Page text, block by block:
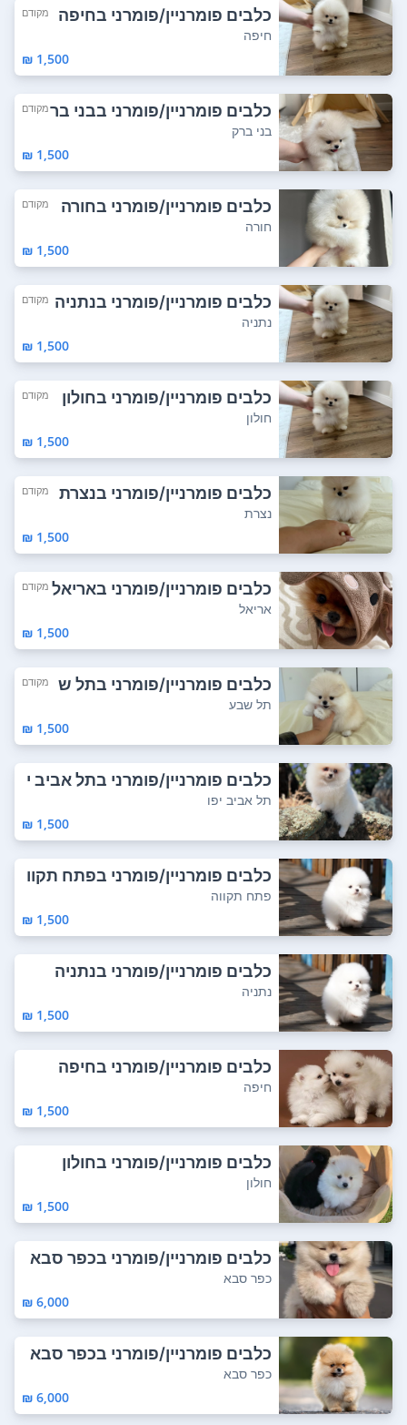
כלבים פומרניין/פומרני בחיפה מקודם
חיפה
1,500 ₪
כלבים פומרניין/פומרני בבני בר
ק
מקודם
בני ברק
1,500 ₪
כלבים פומרניין/פומרני בחורה מקודם
חורה
1,500 ₪
כלבים פומרניין/פומרני בנתניה מקודם
נתניה
1,500 ₪
כלבים פומרניין/פומרני בחולון מקודם
חולון
1,500 ₪
כלבים פומרניין/פומרני בנצרת מקודם
נצרת
1,500 ₪
כלבים פומרניין/פומרני באריאל מקודם
אריאל
1,500 ₪
כלבים פומרניין/פומרני בתל ש
בע
מקודם
תל שבע
1,500 ₪
כלבים פומרניין/פומרני בתל אביב י
פו
תל אביב יפו
1,500 ₪
כלבים פומרניין/פומרני בפתח תקוו
ה
פתח תקווה
1,500 ₪
כלבים פומרניין/פומרני בנתניה
נתניה
1,500 ₪
כלבים פומרניין/פומרני בחיפה
חיפה
1,500 ₪
כלבים פומרניין/פומרני בחולון
חולון
1,500 ₪
כלבים פומרניין/פומרני בכפר סבא
כפר סבא
6,000 ₪
כלבים פומרניין/פומרני בכפר סבא
כפר סבא
6,000 ₪